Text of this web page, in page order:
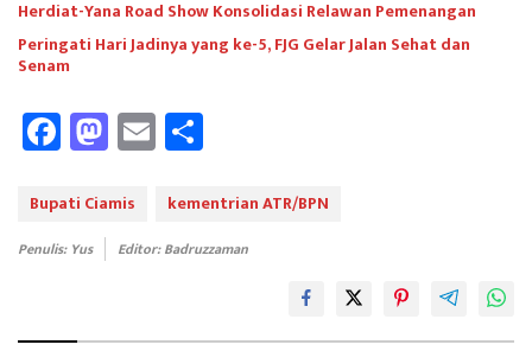
Herdiat-Yana Road Show Konsolidasi Relawan Pemenangan
Peringati Hari Jadinya yang ke-5, FJG Gelar Jalan Sehat dan
Senam
Fa
ce
b
oo
M
as
to
d
E
m
ail e
Bupati Ciamis kementrian ATR/BPN
Penulis: Yus Editor: Badruzzaman